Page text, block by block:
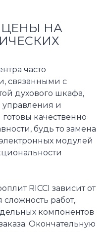
НА
часто
связанными с
духового шкафа,
и
качественно
будь то замена
модулей
RICCI зависит от
работ,
компонентов
Окончательную